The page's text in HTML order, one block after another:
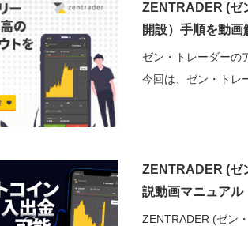
ZENTRADER (ゼ
開設）手順を動画
ゼン・トレーダーの
今回は、ゼン・トレ
ZENTRADER (ゼ
説動画マニュアル
ZENTRADER (ゼン